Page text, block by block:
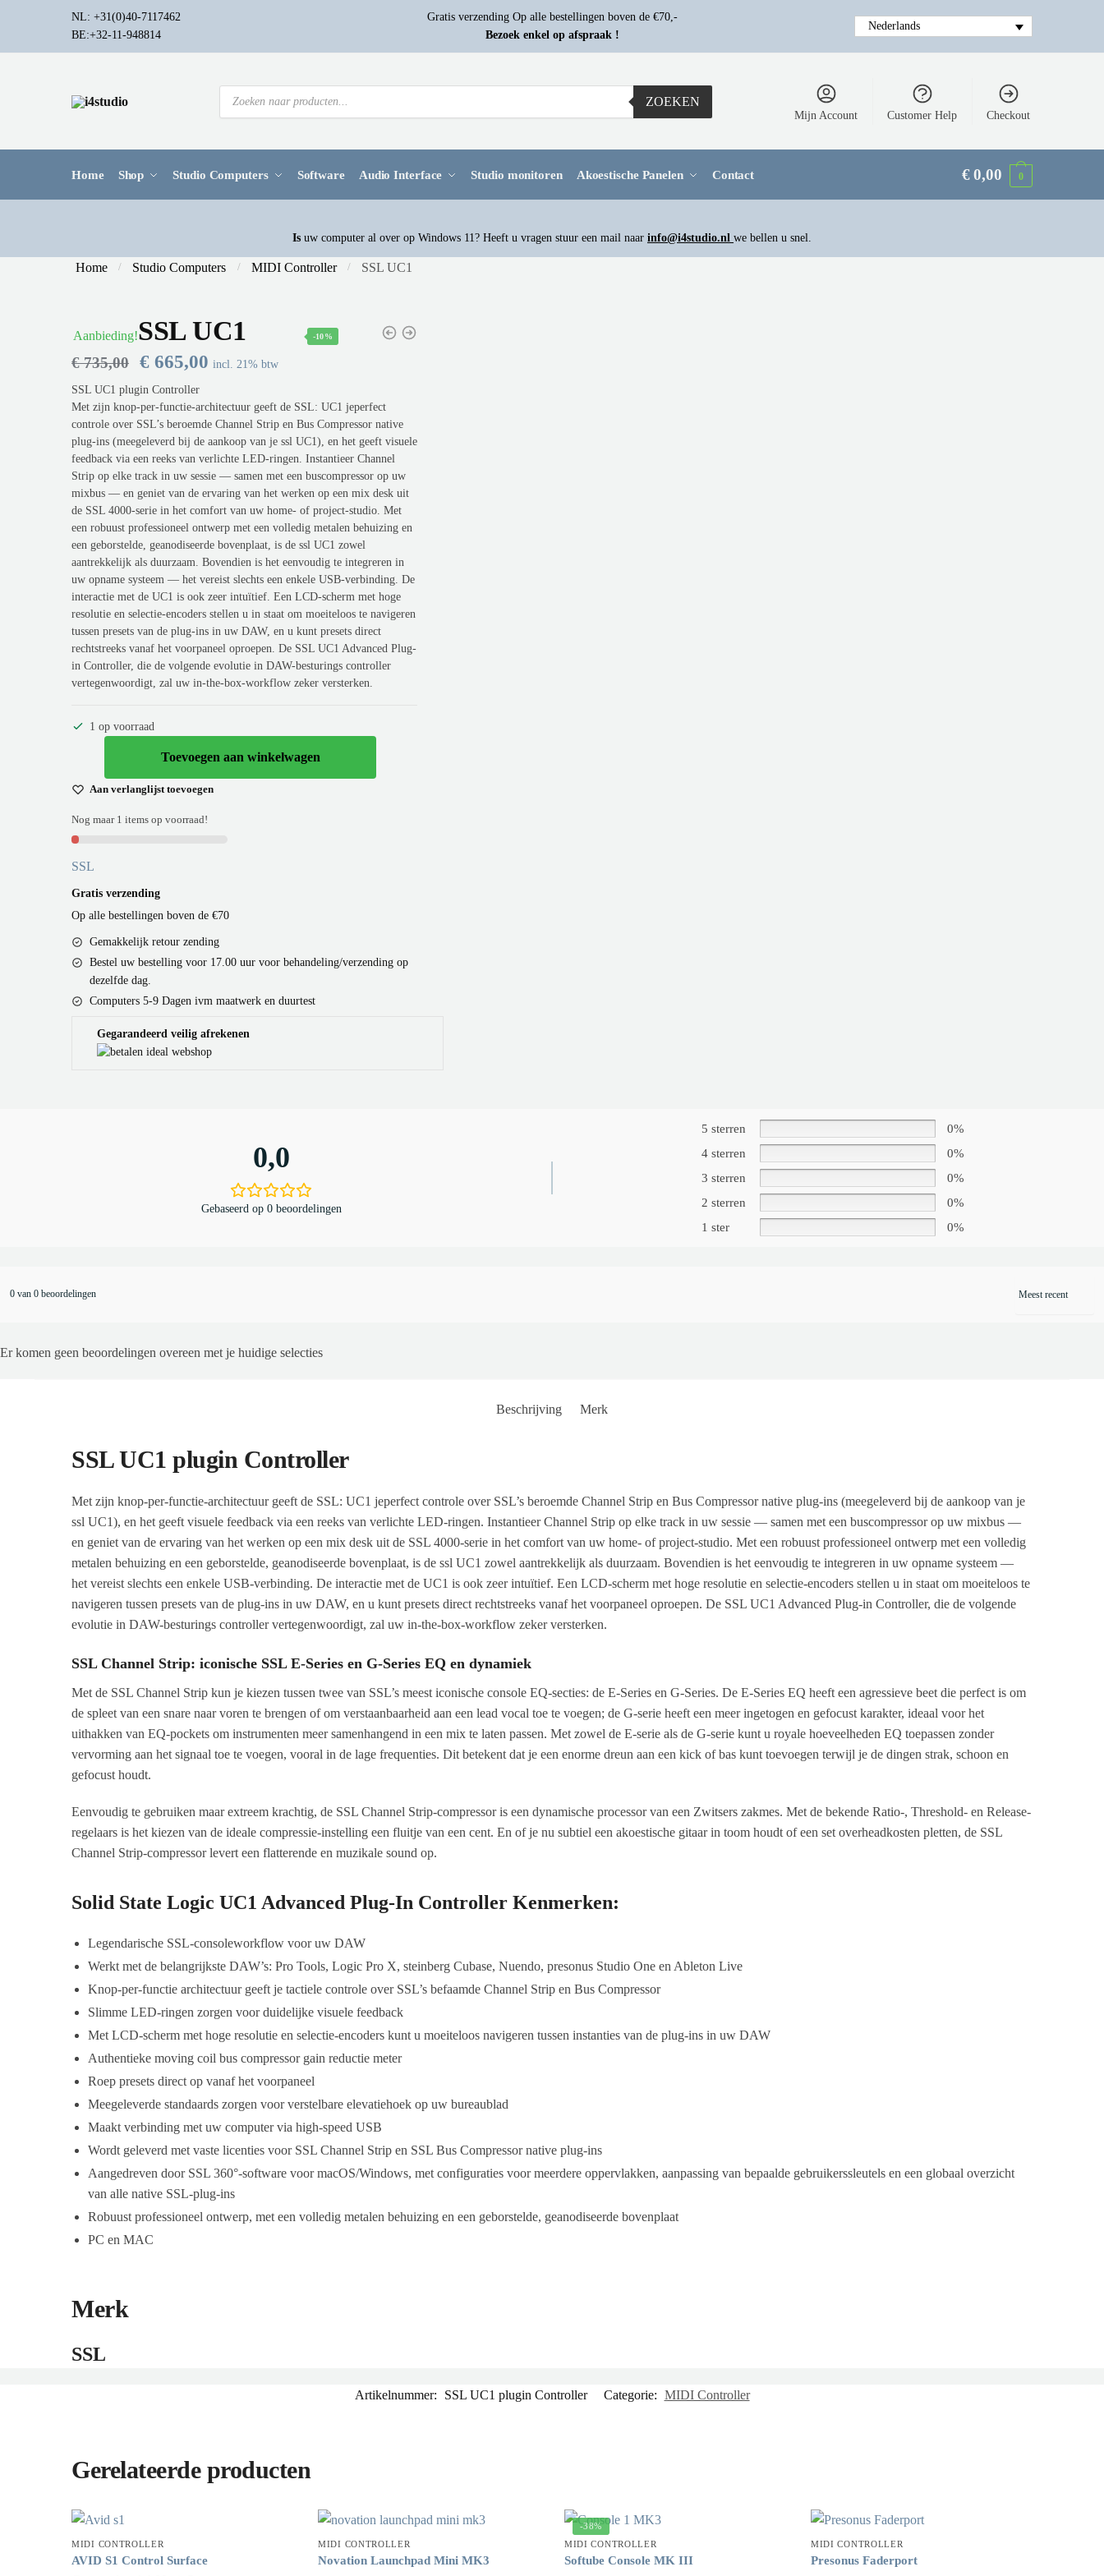
n
a
t
e
a
r
NL: +31(0)40-7117462
BE:+32-11-948814
Gratis verzending Op alle bestellingen boven de €70,-
Bezoek enkel op afspraak !
Nederlands
P
o
t
e
n
e
n
ZOEKEN
Mijn Account Customer Help Checkout
Home Shop Studio Computers Software Audio Interface Studio monitoren Akoestische Panelen Contact €0,00 0
Is uw computer al over op Windows 11? Heeft u vragen stuur een mail naar info@i4studio.nl we bellen u snel.
Home / Studio Computers / MIDI Controller / SSL UC1
Aanbieding!SSL UC1
€735,00
O
o
r
s
p
r
o
n
k
e
l
i
j
k
e
r
j
:
7
3
5
,
€ 665,00 H
i
d
i
g
e
p
r
i
j
s
i
s
6
6
incl. 21% btw
-10%
SSL UC1 plugin Controller
Met zijn knop-per-functie-architectuur geeft de SSL: UC1 jeperfect
controle over SSL’s beroemde Channel Strip en Bus Compressor native
plug-ins (meegeleverd bij de aankoop van je ssl UC1), en het geeft visuele
feedback via een reeks van verlichte LED-ringen. Instantieer Channel
Strip op elke track in uw sessie — samen met een buscompressor op uw
mixbus — en geniet van de ervaring van het werken op een mix desk uit
de SSL 4000-serie in het comfort van uw home- of project-studio. Met
een robuust professioneel ontwerp met een volledig metalen behuizing en
een geborstelde, geanodiseerde bovenplaat, is de ssl UC1 zowel
aantrekkelijk als duurzaam. Bovendien is het eenvoudig te integreren in
uw opname systeem — het vereist slechts een enkele USB-verbinding. De
interactie met de UC1 is ook zeer intuïtief. Een LCD-scherm met hoge
resolutie en selectie-encoders stellen u in staat om moeiteloos te navigeren
tussen presets van de plug-ins in uw DAW, en u kunt presets direct
rechtstreeks vanaf het voorpaneel oproepen. De SSL UC1 Advanced Plug-
in Controller, die de volgende evolutie in DAW-besturings controller
vertegenwoordigt, zal uw in-the-box-workflow zeker versterken.
1 op voorraad
L
a
a
n
a
l
Toevoegen aan winkelwagen
Aan verlanglijst toevoegen
Nog maar 1 items op voorraad!
SSL
Gratis verzending
Op alle bestellingen boven de €70
Gemakkelijk retour zending
Bestel uw bestelling voor 17.00 uur voor behandeling/verzending op
dezelfde dag.
Computers 5-9 Dagen ivm maatwerk en duurtest
Gegarandeerd veilig afrekenen
0,0
Gebaseerd op 0 beoordelingen
5 sterren
0%
4 sterren
0%
3 sterren
0%
2 sterren
0%
1 ster
0%
0 van 0 beoordelingen
Er komen geen beoordelingen overeen met je huidige selecties
Beschrijving Merk
SSL UC1 plugin Controller
Met zijn knop-per-functie-architectuur geeft de SSL: UC1 jeperfect controle over SSL’s beroemde Channel Strip en Bus Compressor native plug-ins (meegeleverd bij de aankoop van je
ssl UC1), en het geeft visuele feedback via een reeks van verlichte LED-ringen. Instantieer Channel Strip op elke track in uw sessie — samen met een buscompressor op uw mixbus —
en geniet van de ervaring van het werken op een mix desk uit de SSL 4000-serie in het comfort van uw home- of project-studio. Met een robuust professioneel ontwerp met een volledig
metalen behuizing en een geborstelde, geanodiseerde bovenplaat, is de ssl UC1 zowel aantrekkelijk als duurzaam. Bovendien is het eenvoudig te integreren in uw opname systeem —
het vereist slechts een enkele USB-verbinding. De interactie met de UC1 is ook zeer intuïtief. Een LCD-scherm met hoge resolutie en selectie-encoders stellen u in staat om moeiteloos te
navigeren tussen presets van de plug-ins in uw DAW, en u kunt presets direct rechtstreeks vanaf het voorpaneel oproepen. De SSL UC1 Advanced Plug-in Controller, die de volgende
evolutie in DAW-besturings controller vertegenwoordigt, zal uw in-the-box-workflow zeker versterken.
SSL Channel Strip: iconische SSL E-Series en G-Series EQ en dynamiek
Met de SSL Channel Strip kun je kiezen tussen twee van SSL’s meest iconische console EQ-secties: de E-Series en G-Series. De E-Series EQ heeft een agressieve beet die perfect is om
de spleet van een snare naar voren te brengen of om verstaanbaarheid aan een lead vocal toe te voegen; de G-serie heeft een meer ingetogen en gefocust karakter, ideaal voor het
uithakken van EQ-pockets om instrumenten meer samenhangend in een mix te laten passen. Met zowel de E-serie als de G-serie kunt u royale hoeveelheden EQ toepassen zonder
vervorming aan het signaal toe te voegen, vooral in de lage frequenties. Dit betekent dat je een enorme dreun aan een kick of bas kunt toevoegen terwijl je de dingen strak, schoon en
gefocust houdt.
Eenvoudig te gebruiken maar extreem krachtig, de SSL Channel Strip-compressor is een dynamische processor van een Zwitsers zakmes. Met de bekende Ratio-, Threshold- en Release-
regelaars is het kiezen van de ideale compressie-instelling een fluitje van een cent. En of je nu subtiel een akoestische gitaar in toom houdt of een set overheadkosten pletten, de SSL
Channel Strip-compressor levert een flatterende en muzikale sound op.
Solid State Logic UC1 Advanced Plug-In Controller Kenmerken:
Legendarische SSL-consoleworkflow voor uw DAW
Werkt met de belangrijkste DAW’s: Pro Tools, Logic Pro X, steinberg Cubase, Nuendo, presonus Studio One en Ableton Live
Knop-per-functie architectuur geeft je tactiele controle over SSL’s befaamde Channel Strip en Bus Compressor
Slimme LED-ringen zorgen voor duidelijke visuele feedback
Met LCD-scherm met hoge resolutie en selectie-encoders kunt u moeiteloos navigeren tussen instanties van de plug-ins in uw DAW
Authentieke moving coil bus compressor gain reductie meter
Roep presets direct op vanaf het voorpaneel
Meegeleverde standaards zorgen voor verstelbare elevatiehoek op uw bureaublad
Maakt verbinding met uw computer via high-speed USB
Wordt geleverd met vaste licenties voor SSL Channel Strip en SSL Bus Compressor native plug-ins
Aangedreven door SSL 360°-software voor macOS/Windows, met configuraties voor meerdere oppervlakken, aanpassing van bepaalde gebruikerssleutels en een globaal overzicht
van alle native SSL-plug-ins
Robuust professioneel ontwerp, met een volledig metalen behuizing en een geborstelde, geanodiseerde bovenplaat
PC en MAC
Merk
SSL
Artikelnummer: SSL UC1 plugin Controller Categorie: MIDI Controller
Gerelateerde producten
MIDI CONTROLLER
AVID S1 Control Surface
MIDI CONTROLLER
Novation Launchpad Mini MK3
-38%
MIDI CONTROLLER
Softube Console MK III
MIDI CONTROLLER
Presonus Faderport